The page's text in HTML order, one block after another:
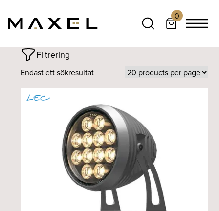
0
Filtrering
Endast ett sökresultat